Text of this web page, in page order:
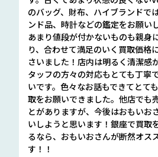
のバッグ、財布、ハイブランドで
ンド品、時計などの鑑定をお願い
あまり値段が付かないものも親身
り、合わせて満足のいく買取価格
さいました！店内は明るく清潔感
タッフの方々の対応もとても丁寧
いです。色々なお話もできてとて
取をお願いできました。他店でも
とがありますが、今後はおもいお
いしようと思います！銀座で買取
るなら、おもいおさんが断然オス
す！！